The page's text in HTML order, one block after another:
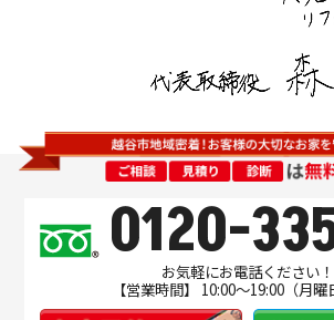
0120-
お気軽にお電話ください！
【営業時間】 10:00～19:00（月曜